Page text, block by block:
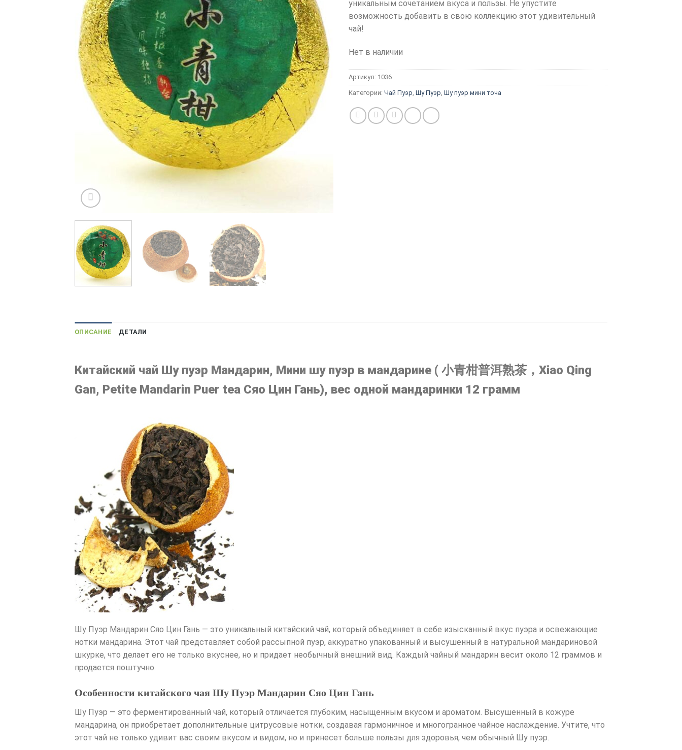
уникальным сочетанием вкуса и пользы. Не упустите
возможность добавить в свою коллекцию этот удивительный
чай!
Нет в наличии
Артикул: 1036
Категории: Чай Пуэр Шу Пуэр Шу пуэр мини точа
ОПИСАНИЕ ДЕТАЛИ
Китайский чай Шу пуэр Мандарин, Мини шу пуэр в мандарине ( 小青柑普洱熟茶，Xiao Qing
Gan, Petite Mandarin Puer tea Сяо Цин Гань), вес одной мандаринки 12 грамм
Шу Пуэр Мандарин Сяо Цин Гань — это уникальный китайский чай, который объединяет в себе изысканный вкус пуэра и освежающие
нотки мандарина. Этот чай представляет собой рассыпной пуэр, аккуратно упакованный и высушенный в натуральной мандариновой
шкурке, что делает его не только вкуснее, но и придает необычный внешний вид. Каждый чайный мандарин весит около 12 граммов и
продается поштучно.
Особенности китайского чая Шу Пуэр Мандарин Сяо Цин Гань
Шу Пуэр — это ферментированный чай, который отличается глубоким, насыщенным вкусом и ароматом. Высушенный в кожуре
мандарина, он приобретает дополнительные цитрусовые нотки, создавая гармоничное и многогранное чайное наслаждение. Учтите, что
этот чай не только удивит вас своим вкусом и видом, но и принесет больше пользы для здоровья, чем обычный Шу пуэр.